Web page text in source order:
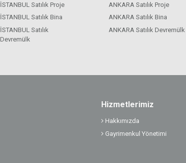
İSTANBUL Satılık Proje
İSTANBUL Satılık Bina
İSTANBUL Satılık
Devremülk
ANKARA Satılık Proje
ANKARA Satılık Bina
ANKARA Satılık Devremülk
Hizmetlerimiz
Hakkımızda
Gayrimenkul Yönetimi